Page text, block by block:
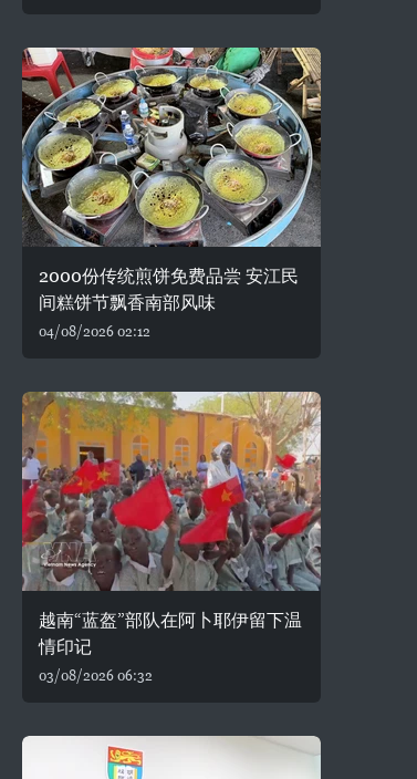
2000份传统煎饼免费品尝 安江民
间糕饼节飘香南部风味
04/08/2026 02:12
越南“蓝盔”部队在阿卜耶伊留下温
情印记
03/08/2026 06:32